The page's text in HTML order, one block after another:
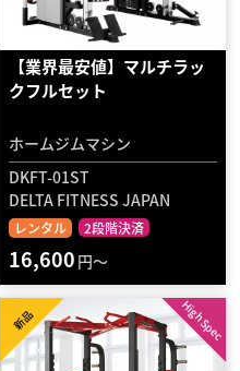
【業界最安値】マルチラッ
クフルセット
ホームジムマシン
DKFT-01ST
DELTA FITNESS JAPAN
レンタル 2段階決済
16,600 円～
High Spec
新品